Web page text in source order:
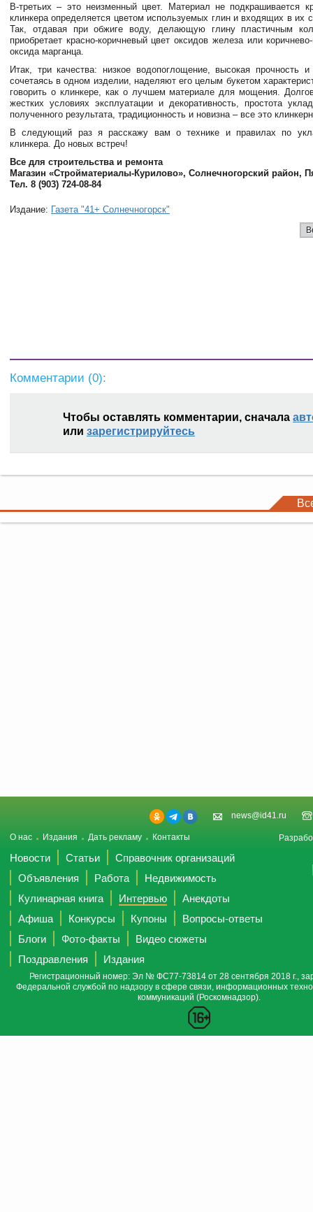
В-третьих – это неизменный цвет. Материал не подкрашивается
клинкера определяется цветом используемых глин и входящих в их
Так, отдавая при обжиге воду, делающую глину пластичным
приобретает красно-коричневый цвет оксидов железа или
оксида марганца.
Итак, три качества: низкое водопоглощение, высокая прочность и
сочетаясь в одном изделии, наделяют его целым букетом
говорить о клинкере, как о лучшем материале для мощения.
жестких условиях эксплуатации и декоративность, простота
полученного результата, традиционность и новизна – все это
В следующий раз я расскажу вам о технике и правилах по
клинкера. До новых встреч!
Все для строительства и ремонта
Магазин «Стройматериалы-Курилово», Солнечногорский район,
Тел. 8 (903) 724-08-84
Издание: Газета "41+ Солнечногорск"
Комментарии (0):
Чтобы оставлять комментарии, сначала
или зарегистрируйтесь
news@id41.ru
О нас Издания Дать рекламу Контакты
Новости Статьи
Справочник организаций
Объявления
Работа
Недвижимость
Кулинарная книга
Интервью
Анекдоты
Афиша
Конкурсы Купоны
Вопросы-ответы
Блоги
Фото-факты
Видео сюжеты
Поздравления
Издания
Регистрационный номер: Эл № ФС77-73814 от 28 сентября 2018 г.,
Федеральной службой по надзору в сфере связи, информационных
коммуникаций (Роскомнадзор).